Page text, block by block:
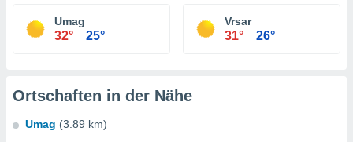
Umag
32° 25°
Vrsar
31° 26°
Ortschaften in der Nähe
Umag (3.89 km)